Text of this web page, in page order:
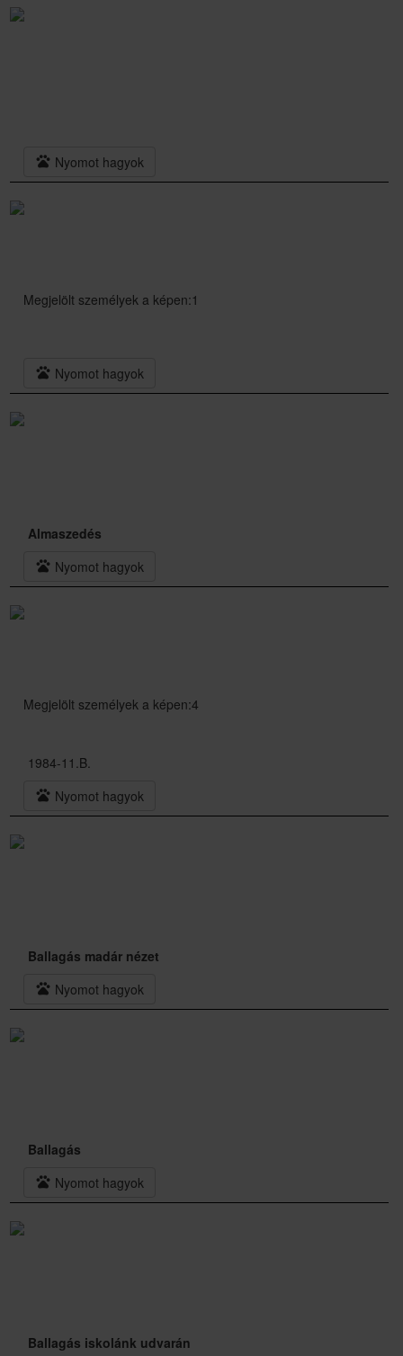
pets Nyomot hagyok
Megjelölt személyek a képen:1
pets Nyomot hagyok
Almaszedés
pets Nyomot hagyok
Megjelölt személyek a képen:4
1984-11.B.
pets Nyomot hagyok
Ballagás madár nézet
pets Nyomot hagyok
Ballagás
pets Nyomot hagyok
Ballagás iskolánk udvarán